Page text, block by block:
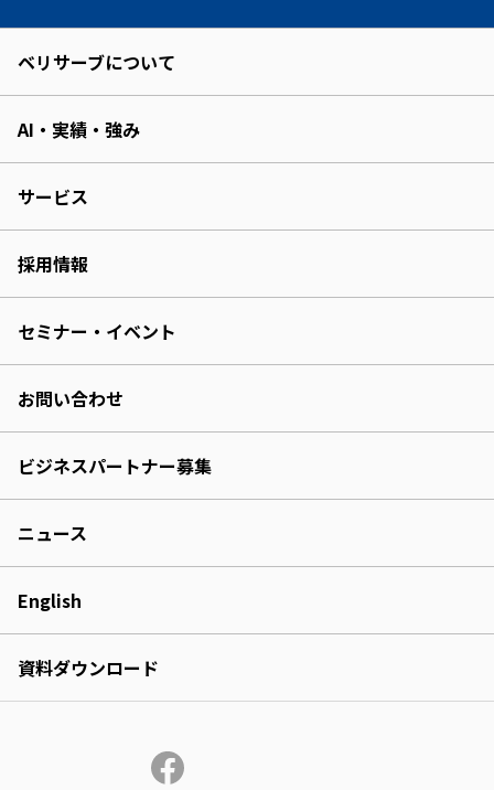
ベリサーブについて
AI・実績・強み
サービス
採用情報
セミナー・イベント
お問い合わせ
ビジネスパートナー募集
ニュース
English
資料ダウンロード